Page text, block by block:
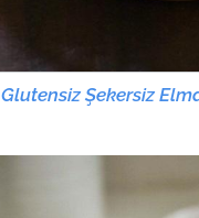
Glutensiz Şekersiz